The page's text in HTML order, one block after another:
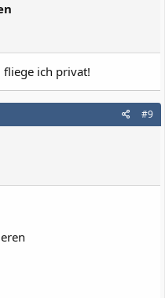
ich privat!
#9